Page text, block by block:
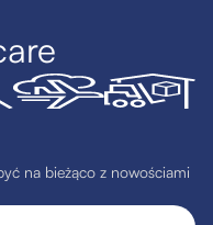
na bieżąco z nowościami